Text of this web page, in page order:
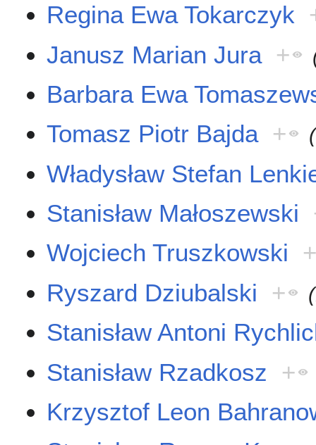
Regina Ewa Tokarczyk
Janusz Marian Jura +
Barbara Ewa
Tomasz Piotr Bajda +
Władysław Stefan
Stanisław Małoszewski
Wojciech Truszkowski
Ryszard Dziubalski
+
Stanisław Antoni
Stanisław Rzadkosz
+
Krzysztof Leon